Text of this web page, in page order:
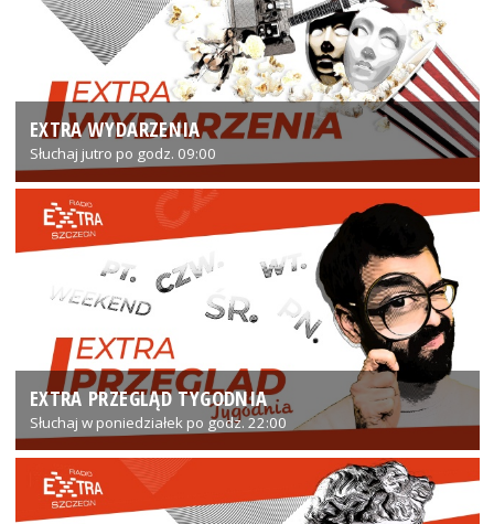
EXTRA WYDARZENIA
Słuchaj jutro po godz. 09:00
EXTRA PRZEGLĄD TYGODNIA
Słuchaj w poniedziałek po godz. 22:00